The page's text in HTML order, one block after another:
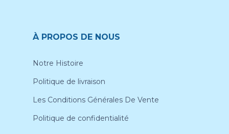
À PROPOS DE NOUS
Notre Histoire
Politique de livraison
Les Conditions Générales De Vente
Politique de confidentialité